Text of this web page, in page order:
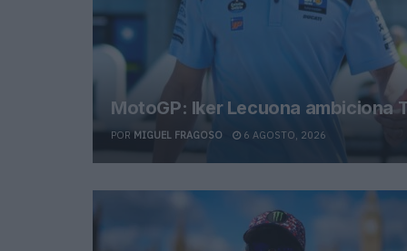
MotoGP: Iker Lecuona ambiciona
POR MIGUEL FRAGOSO 6 AGOSTO, 2026